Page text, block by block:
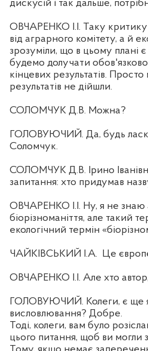
дискусій і так дальше,
ОВЧАРЕНКО І.І. Таку
від аграрного комітету, а й
зрозуміли, що в цьому плані
будемо долучати
кінцевих результатів.
результатів не дійшли.
СОЛОМЧУК Д.В. Можна?
ГОЛОВУЮЧИЙ. Да, будь
Соломчук.
СОЛОМЧУК Д.В. Ірино
запитання: хто придумав
ОВЧАРЕНКО І.І. Ну, я не знаю
біорізноманіття, але такий
екологічний термін
ЧАЙКІВСЬКИЙ І.А. Це
ОВЧАРЕНКО І.І. Але хто
ГОЛОВУЮЧИЙ. Колеги, є ще
висловлювання? Добре.
Тоді, колеги, вам було
цього питання, щоб ви могли